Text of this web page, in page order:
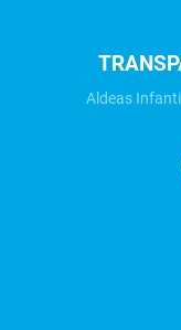
Aldeas